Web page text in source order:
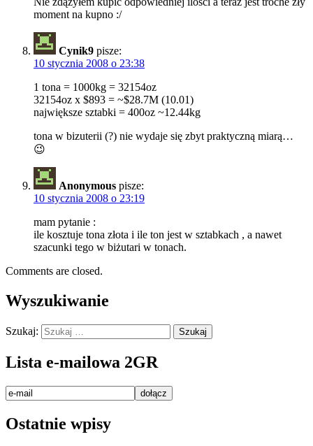
moment na kupno :/
Cynik9 pisze:
10 stycznia 2008 o 23:38
1 tona = 1000kg = 32154oz
32154oz x $893 = ~$28.7M (10.01)
największe sztabki = 400oz ~12.44kg
tona w bizuterii (?) nie wydaje się zbyt praktyczną miarą…
😉
Anonymous pisze:
10 stycznia 2008 o 23:19
mam pytanie :
ile kosztuje tona złota i ile ton jest w sztabkach , a nawet
szacunki tego w biżutari w tonach.
Comments are closed.
Wyszukiwanie
Szukaj:
Lista e-mailowa 2GR
Ostatnie wpisy